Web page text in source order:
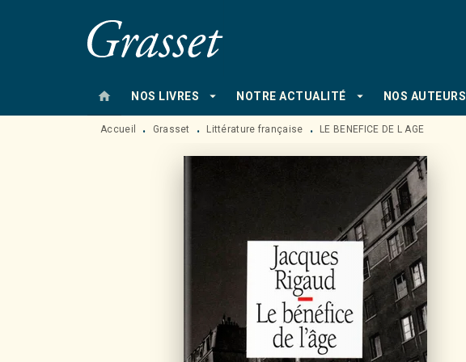
MENU RECHERCHE
home NOS LIVRES arrow_drop_down NOTRE ACTUALITÉ arrow_drop_down NOS AUTEURS
Accueil • Grasset • Littérature française • LE BENEFICE DE L AGE